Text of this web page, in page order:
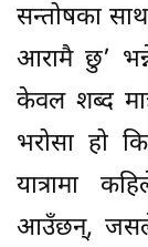
सन्तोषका
आरामै छु’
केवल शब्द
भरोसा हो
यात्रामा
आउँछन्, जसले